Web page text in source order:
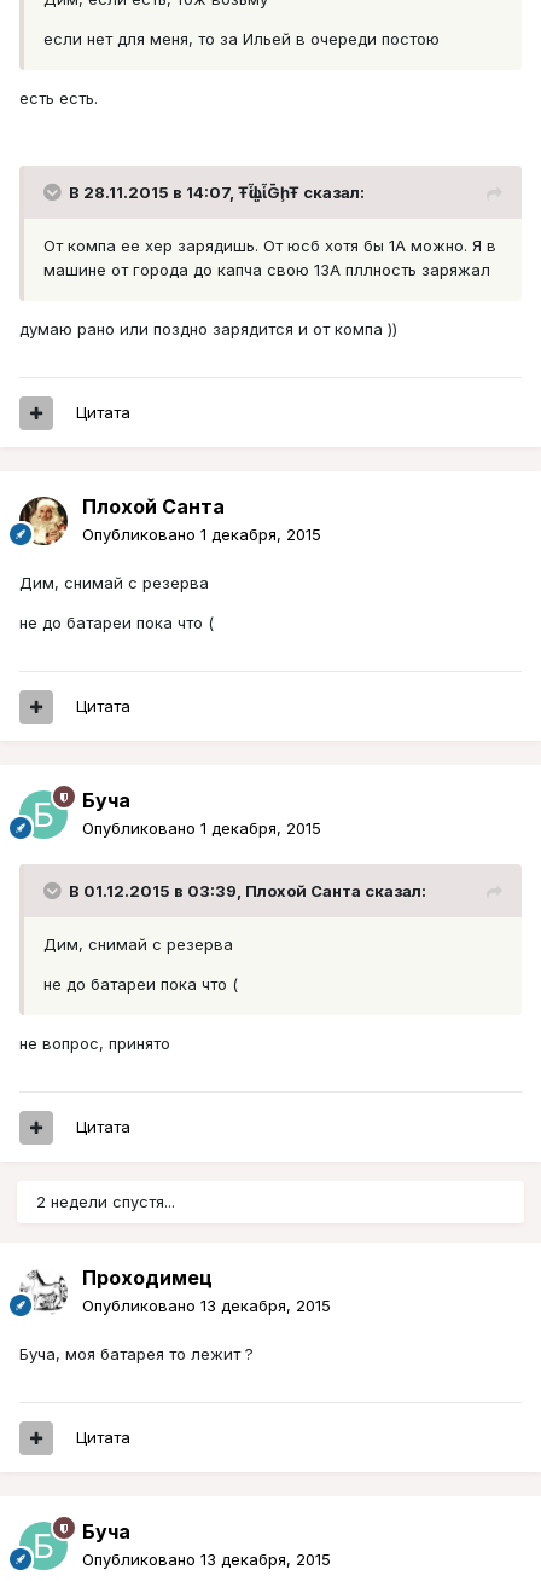
если нет для меня, то за Ильей в очереди постою
есть есть.
В 28.11.2015 в 14:07, ŦᾡἷḶἷḠḩŦ сказал:
От компа ее хер зарядишь. От юсб хотя бы 1А можно. Я в
машине от города до капча свою 13А пллность заряжал
думаю рано или поздно зарядится и от компа ))
Цитата
Плохой Санта
Опубликовано 1 декабря, 2015
Дим, снимай с резерва
не до батареи пока что (
Цитата
Буча
Опубликовано 1 декабря, 2015
В 01.12.2015 в 03:39, Плохой Санта сказал:
Дим, снимай с резерва
не до батареи пока что (
не вопрос, принято
Цитата
2 недели спустя...
Проходимец
Опубликовано 13 декабря, 2015
Буча, моя батарея то лежит ?
Цитата
Буча
Опубликовано 13 декабря, 2015